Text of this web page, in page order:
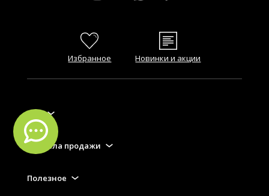
Избранное Новинки и акции
FAQ
Правила продажи
Полезное